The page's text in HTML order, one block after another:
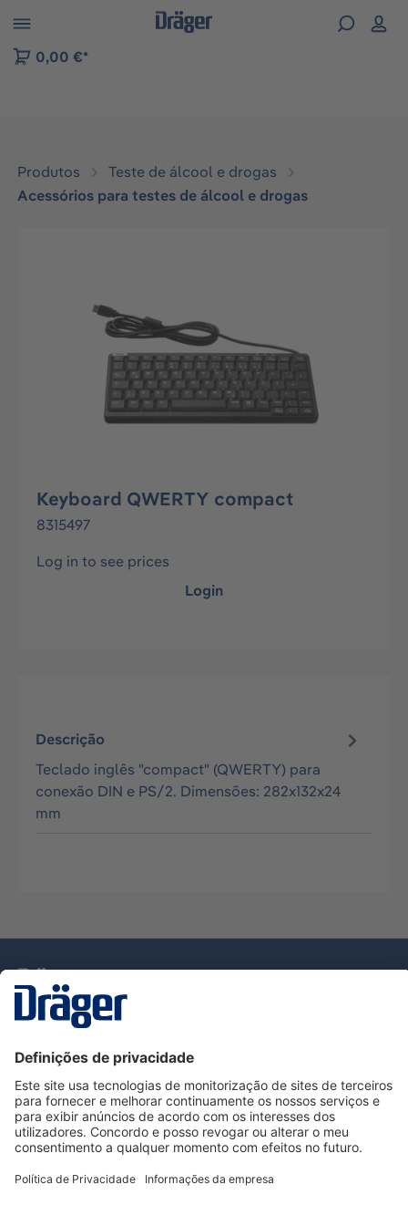
to B2B platform navigation
0,00 €*
Produtos
Teste de álcool e drogas
Acessórios para testes de álcool e drogas
Keyboard QWERTY compact
8315497
Log in to see prices
Login
Descrição
Teclado inglês "compact" (QWERTY) para
conexão DIN e PS/2. Dimensões: 282x132x24
mm
Serviço de Apoio ao Cliente Dräger
Utilização da loja
Informações